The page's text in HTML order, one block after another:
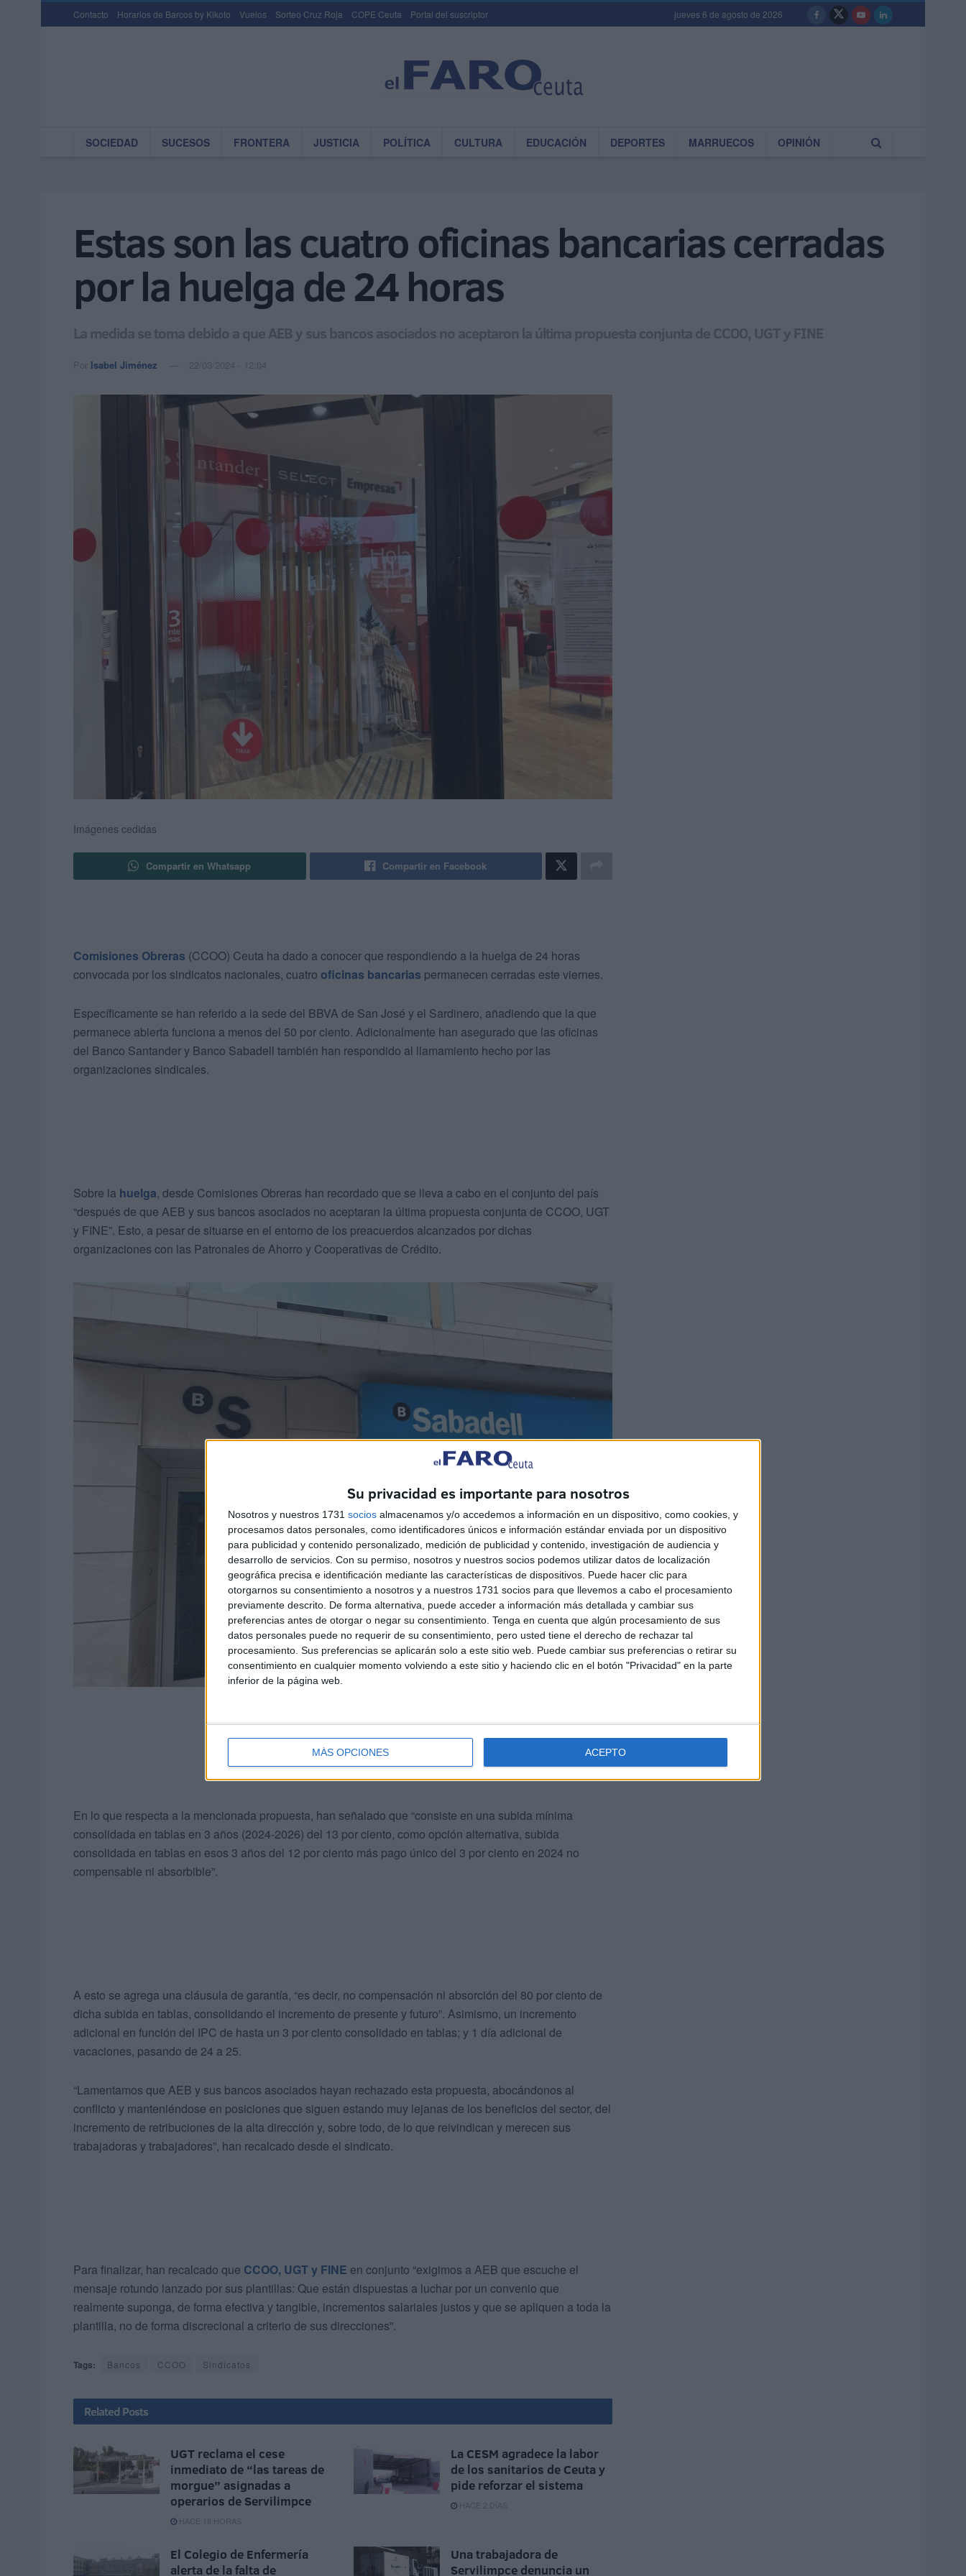
Su privacidad es importante para nosotros
Nosotros y nuestros 1731 socios almacenamos y/o accedemos a información en un dispositivo, como cookies, y
procesamos datos personales, como identificadores únicos e información estándar enviada por un dispositivo
para publicidad y contenido personalizado, medición de publicidad y contenido, investigación de audiencia y
desarrollo de servicios. Con su permiso, nosotros y nuestros socios podemos utilizar datos de localización
geográfica precisa e identificación mediante las características de dispositivos. Puede hacer clic para
otorgarnos su consentimiento a nosotros y a nuestros 1731 socios para que llevemos a cabo el procesamiento
previamente descrito. De forma alternativa, puede acceder a información más detallada y cambiar sus
preferencias antes de otorgar o negar su consentimiento. Tenga en cuenta que algún procesamiento de sus
datos personales puede no requerir de su consentimiento, pero usted tiene el derecho de rechazar tal
procesamiento. Sus preferencias se aplicarán solo a este sitio web. Puede cambiar sus preferencias o retirar su
consentimiento en cualquier momento volviendo a este sitio y haciendo clic en el botón "Privacidad" en la parte
inferior de la página web.
MÁS OPCIONES ACEPTO
Contacto Horarios de Barcos by Kikoto Vuelos Sorteo Cruz Roja COPE Ceuta Portal del suscriptor jueves 6 de agosto de 2026
SOCIEDAD SUCESOS FRONTERA JUSTICIA POLÍTICA CULTURA EDUCACIÓN DEPORTES MARRUECOS OPINIÓN
Estas son las cuatro oficinas bancarias cerradas
por la huelga de 24 horas
La medida se toma debido a que AEB y sus bancos asociados no aceptaron la última propuesta conjunta de CCOO, UGT y FINE
Por Isabel Jiménez 22/03/2024 - 12:04
Imágenes cedidas
Compartir en Whatsapp Compartir en Facebook
Comisiones Obreras (CCOO) Ceuta ha dado a conocer que respondiendo a la huelga de 24 horas
convocada por los sindicatos nacionales, cuatro oficinas bancarias permanecen cerradas este viernes.
Específicamente se han referido a la sede del BBVA de San José y el Sardinero, añadiendo que la que
permanece abierta funciona a menos del 50 por ciento. Adicionalmente han asegurado que las oficinas
del Banco Santander y Banco Sabadell también han respondido al llamamiento hecho por las
organizaciones sindicales.
Sobre la huelga, desde Comisiones Obreras han recordado que se lleva a cabo en el conjunto del país
“después de que AEB y sus bancos asociados no aceptaran la última propuesta conjunta de CCOO, UGT
y FINE”. Esto, a pesar de situarse en el entorno de los preacuerdos alcanzados por dichas
organizaciones con las Patronales de Ahorro y Cooperativas de Crédito.
En lo que respecta a la mencionada propuesta, han señalado que “consiste en una subida mínima
consolidada en tablas en 3 años (2024-2026) del 13 por ciento, como opción alternativa, subida
consolidada en tablas en esos 3 años del 12 por ciento más pago único del 3 por ciento en 2024 no
compensable ni absorbible”.
A esto se agrega una cláusula de garantía, “es decir, no compensación ni absorción del 80 por ciento de
dicha subida en tablas, consolidando el incremento de presente y futuro”. Asimismo, un incremento
adicional en función del IPC de hasta un 3 por ciento consolidado en tablas; y 1 día adicional de
vacaciones, pasando de 24 a 25.
“Lamentamos que AEB y sus bancos asociados hayan rechazado esta propuesta, abocándonos al
conflicto y manteniéndose en posiciones que siguen estando muy lejanas de los beneficios del sector, del
incremento de retribuciones de la alta dirección y, sobre todo, de lo que reivindican y merecen sus
trabajadoras y trabajadores”, han recalcado desde el sindicato.
Para finalizar, han recalcado que CCOO, UGT y FINE en conjunto “exigimos a AEB que escuche el
mensaje rotundo lanzado por sus plantillas: Que están dispuestas a luchar por un convenio que
realmente suponga, de forma efectiva y tangible, incrementos salariales justos y que se apliquen a toda la
plantilla, no de forma discrecional a criterio de sus direcciones”.
Tags: Bancos CCOO Sindicatos
Related Posts
UGT reclama el cese
inmediato de “las tareas de
morgue” asignadas a
operarios de Servilimpce
HACE 18 HORAS
La CESM agradece la labor
de los sanitarios de Ceuta y
pide reforzar el sistema
HACE 2 DÍAS
El Colegio de Enfermería
alerta de la falta de
Una trabajadora de
Servilimpce denuncia un